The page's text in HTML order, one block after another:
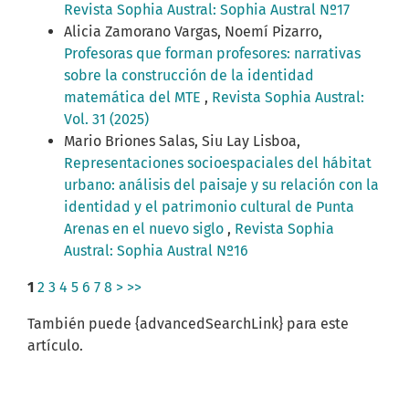
Revista Sophia Austral: Sophia Austral Nº17
Alicia Zamorano Vargas, Noemí Pizarro,
Profesoras que forman profesores: narrativas
sobre la construcción de la identidad
matemática del MTE , Revista Sophia Austral:
Vol. 31 (2025)
Mario Briones Salas, Siu Lay Lisboa,
Representaciones socioespaciales del hábitat
urbano: análisis del paisaje y su relación con la
identidad y el patrimonio cultural de Punta
Arenas en el nuevo siglo , Revista Sophia
Austral: Sophia Austral Nº16
1 2 3 4 5 6 7 8 > >>
También puede {advancedSearchLink} para este
artículo.